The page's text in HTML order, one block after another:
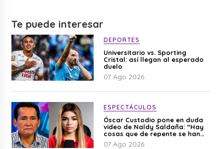
Te puede interesar
DEPORTES
Universitario vs. Sporting
Cristal: así llegan al esperado
duelo
07 Ago 2026
ESPECTÁCULOS
Óscar Custodio pone en duda
video de Naldy Saldaña: “Hay
cosas que de repente se han
editado”
07 Ago 2026